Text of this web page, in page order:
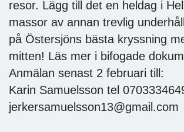
resor. Lägg till det en heldag i
massor av annan trevlig
på Östersjöns bästa kryssning
mitten! Läs mer i bifogade
Anmälan senast 2 februari till:
Karin Samuelsson tel
jerkersamuelsson13@gmail.com